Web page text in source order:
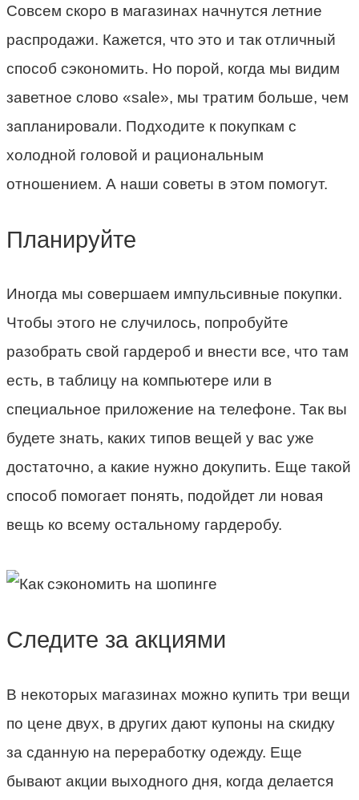
Совсем скоро в магазинах начнутся летние
распродажи. Кажется, что это и так отличный
способ сэкономить. Но порой, когда мы видим
заветное слово «sale», мы тратим больше, чем
запланировали. Подходите к покупкам с
холодной головой и рациональным
отношением. А наши советы в этом помогут.
Планируйте
Иногда мы совершаем импульсивные покупки.
Чтобы этого не случилось, попробуйте
разобрать свой гардероб и внести все, что там
есть, в таблицу на компьютере или в
специальное приложение на телефоне. Так вы
будете знать, каких типов вещей у вас уже
достаточно, а какие нужно докупить. Еще такой
способ помогает понять, подойдет ли новая
вещь ко всему остальному гардеробу.
Следите за акциями
В некоторых магазинах можно купить три вещи
по цене двух, в других дают купоны на скидку
за сданную на переработку одежду. Еще
бывают акции выходного дня, когда делается